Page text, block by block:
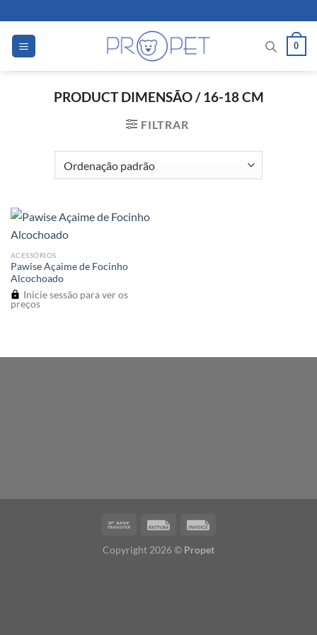
to
content
0
PRODUCT DIMENSÃO/16-18 CM
FILTRAR
ACESSÓRIOS
Pawise Açaime de Focinho
Alcochoado
Inicie sessão para ver os
preços
Copyright 2026 © Propet